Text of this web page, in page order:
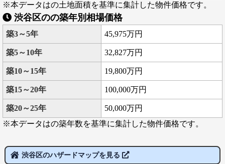
※本データはの土地面積を基準に集計した物件価格です。
渋谷区のの築年別相場価格
築3～5年 45,975万円
築5～10年 32,827万円
築10～15年 19,800万円
築15～20年 100,000万円
築20～25年
50,000万円
※本データはの築年数を基準に集計した物件価格です。
渋谷区のハザードマップを見る